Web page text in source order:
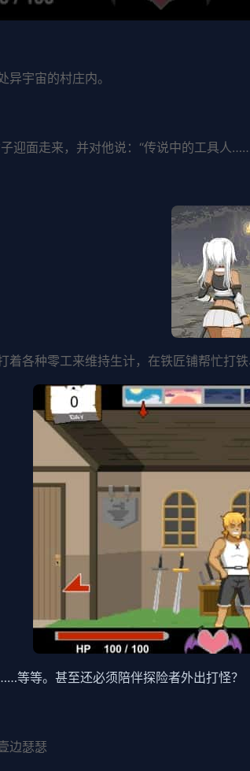
异宇宙的村庄内。
迎面走来，并对他说：“传说中的工具人
着各种零工来维持生计，在铁匠铺帮忙打铁
等等。甚至还必须陪伴探险者外出打怪？
边瑟瑟